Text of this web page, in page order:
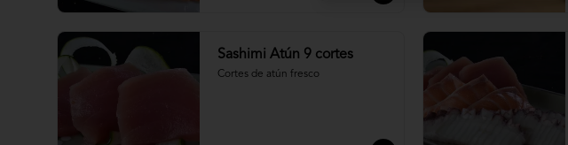
Sashimi Atún 9 cortes
Cortes de atún fresco